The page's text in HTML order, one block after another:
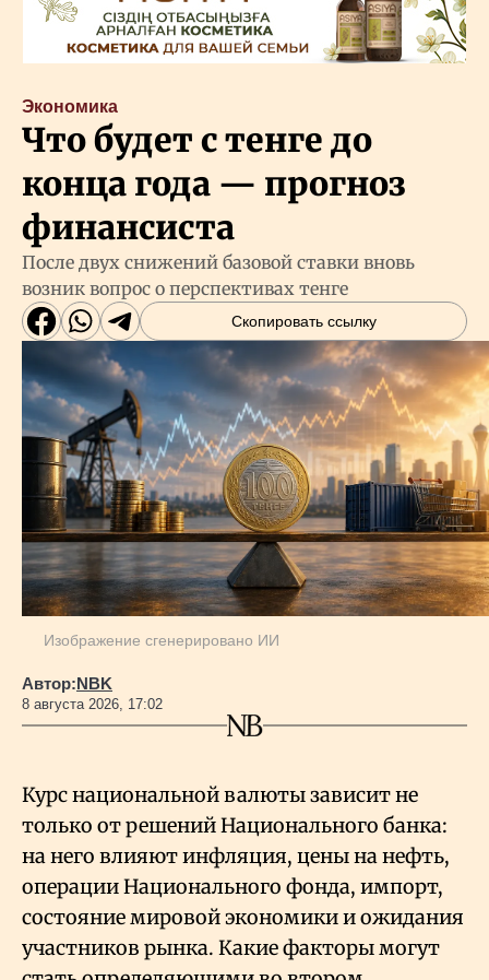
Экономика
Что будет с тенге до
конца года — прогноз
финансиста
После двух снижений базовой ставки вновь
возник вопрос о перспективах тенге
Скопировать ссылку
Изображение сгенерировано ИИ
Автор:NBK
8 августа 2026, 17:02
Курс национальной валюты зависит не
только от решений Национального банка:
на него влияют инфляция, цены на нефть,
операции Национального фонда, импорт,
состояние мировой экономики и ожидания
участников рынка. Какие факторы могут